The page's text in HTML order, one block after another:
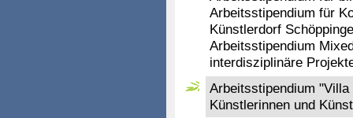
Arbeitsstipendium für
Künstlerdorf
Arbeitsstipendium
interdisziplinäre
Arbeitsstipendium
Künstlerinnen und